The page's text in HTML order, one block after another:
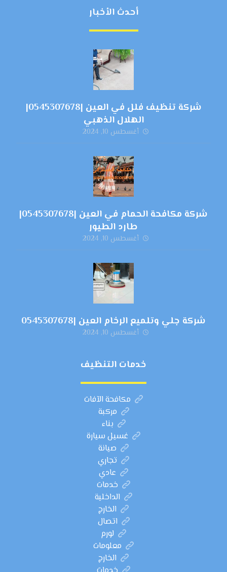
أحدث الأخبار
شركة تنظيف فلل في العين |0545307678|
الهلال الذهبي
أغسطس 10, 2024
شركة مكافحة الحمام في العين |0545307678|
طارد الطيور
أغسطس 10, 2024
شركة جلي وتلميع الرخام العين |0545307678
أغسطس 10, 2024
خدمات التنظيف
مكافحة الآفات
مركبة
بناء
غسيل سيارة
صيانة
تجاري
عادي
خدمات
الداخلية
الخارج
اتصال
لورم
معلومات
الخارج